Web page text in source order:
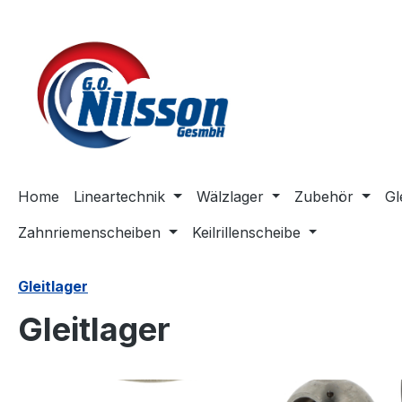
Home Lineartechnik Wälzlager Zubehör
Zahnriemenscheiben
Keilrillenscheibe
Gleitlager
Gleitlager